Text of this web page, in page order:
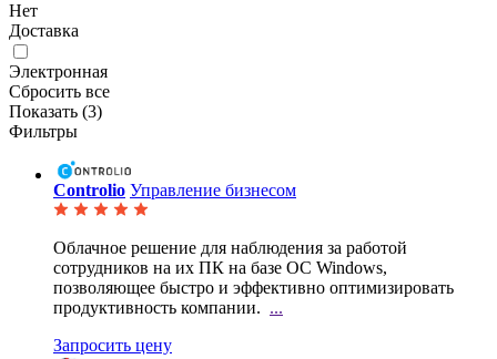
Нет
Доставка
Электронная
Сбросить все
Показать (3)
Фильтры
Controlio Управление бизнесом
Облачное решение для наблюдения за работой
сотрудников на их ПК на базе ОС Windows,
позволяющее быстро и эффективно оптимизировать
продуктивность компании. ...
Запросить цену